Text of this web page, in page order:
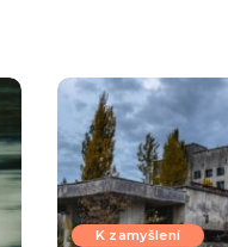
K zamyšlení